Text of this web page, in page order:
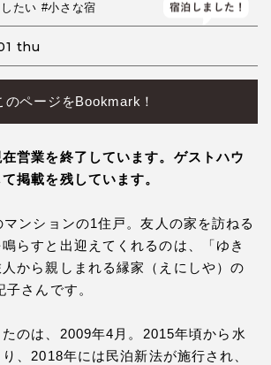
たい #小さな宿
thu
のページをBookmark！
営業を終了しています。ゲストハウ
掲載を残しています。
ンションの1住戸。友人の家を訪ねる
らすと出迎えてくれるのは、「ゆき
から親しまれる縁家（えにしや）の
さんです。
のは、2009年4月。2015年頃から水
、2018年には民泊新法が施行され、